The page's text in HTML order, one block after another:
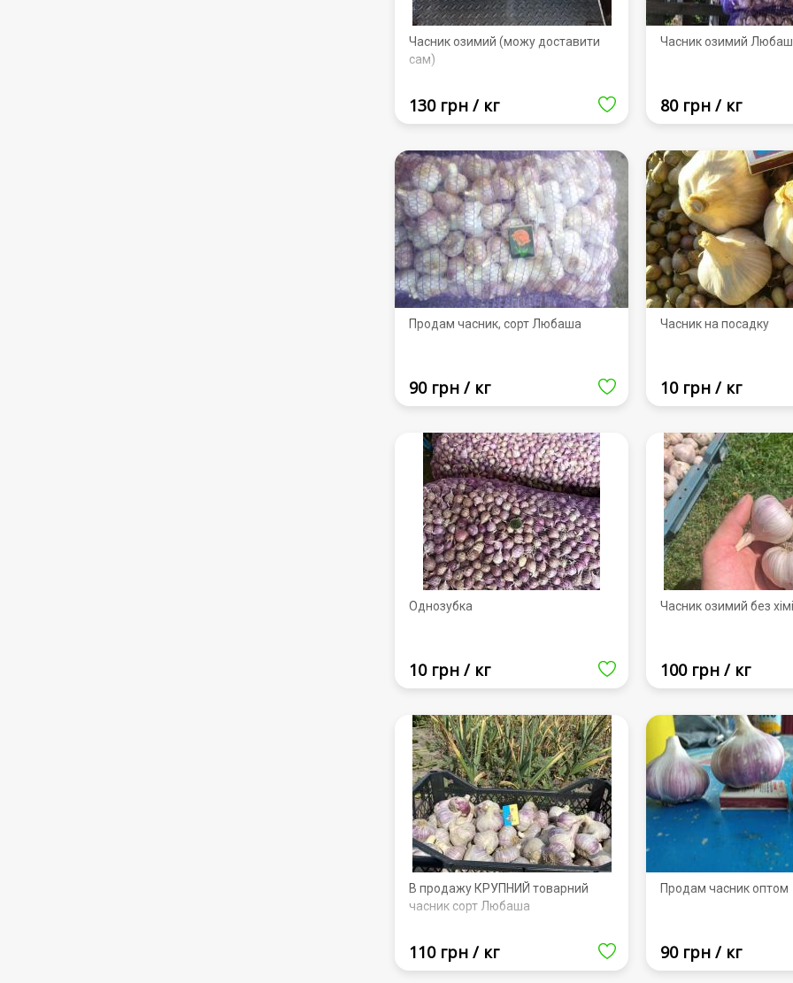
Часник озимий (можу доставити
сам)
130 грн / кг
Часник озимий
80 грн / кг
Продам часник, сорт Любаша
90 грн / кг
Часник на посадку
10 грн / кг
Однозубка
10 грн / кг
Часник озимий без
100 грн / кг
В продажу КРУПНИЙ товарний
часник сорт Любаша
110 грн / кг
Продам часник оптом
90 грн / кг